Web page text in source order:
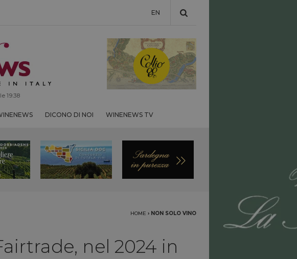
EN
19:38
DICONO DI NOI WINENEWS TV
HOME › NON SOLO VINO
nel 2024 in